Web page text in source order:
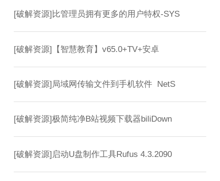
[破解资源] 比管理员拥有更多的用户特权-SYS
[破解资源] 【智慧教育】v65.0+TV+安卓
[破解资源]局域网传输文件到手机软件 NetS
[破解资源]极简纯净B站视频下载器biliDown
[破解资源]启动U盘制作工具Rufus 4.3.2090